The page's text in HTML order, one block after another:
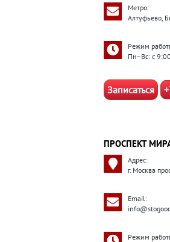
Метро:
Алтуфьево,
Режим
Пн–Вс: с
Записаться
ПРОСПЕКТ
Адрес:
г. Москва
Email:
Режим